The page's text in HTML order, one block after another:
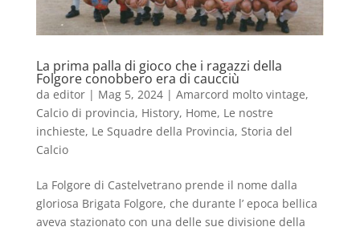
La prima palla di gioco che i ragazzi della
Folgore conobbero era di caucciù
da editor| Mag 5, 2024| Amarcord molto vintage,
Calcio di provincia, History, Home, Le nostre
inchieste, Le Squadre della Provincia, Storia del
Calcio
La Folgore di Castelvetrano prende il nome dalla
gloriosa Brigata Folgore, che durante l’ epoca bellica
aveva stazionato con una delle sue divisione della